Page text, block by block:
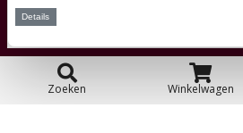
Zoeken Winkelwagen
Klantenservice
Contact
Details